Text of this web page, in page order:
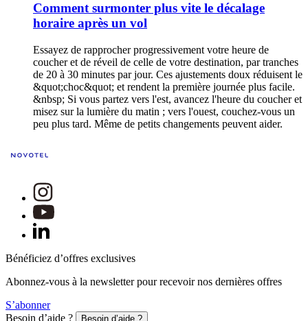
Comment surmonter plus vite le décalage
horaire après un vol
Essayez de rapprocher progressivement votre heure de
coucher et de réveil de celle de votre destination, par tranches
de 20 à 30 minutes par jour. Ces ajustements doux réduisent le
&quot;choc&quot; et rendent la première journée plus facile.
&nbsp; Si vous partez vers l'est, avancez l'heure du coucher et
misez sur la lumière du matin ; vers l'ouest, couchez-vous un
peu plus tard. Même de petits changements peuvent aider.
Bénéficiez d’offres exclusives
Abonnez-vous à la newsletter pour recevoir nos dernières offres
S’abonner
Besoin d’aide ?
Besoin d’aide ?